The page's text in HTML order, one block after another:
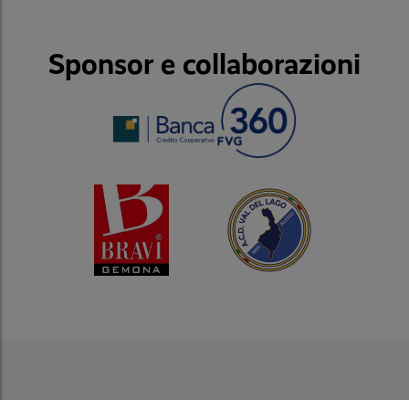
Sponsor e collaborazioni